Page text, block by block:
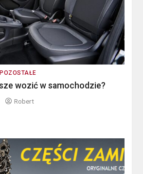
POZOSTAŁE
wozić w samochodzie?
Robert